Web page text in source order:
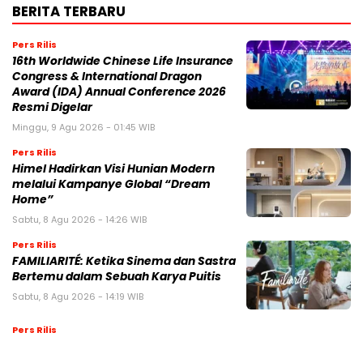
BERITA TERBARU
Pers Rilis
16th Worldwide Chinese Life Insurance
Congress & International Dragon
Award (IDA) Annual Conference 2026
Resmi Digelar
Minggu, 9 Agu 2026 - 01:45 WIB
Pers Rilis
Himel Hadirkan Visi Hunian Modern
melalui Kampanye Global “Dream
Home”
Sabtu, 8 Agu 2026 - 14:26 WIB
Pers Rilis
FAMILIARITÉ: Ketika Sinema dan Sastra
Bertemu dalam Sebuah Karya Puitis
Sabtu, 8 Agu 2026 - 14:19 WIB
Pers Rilis